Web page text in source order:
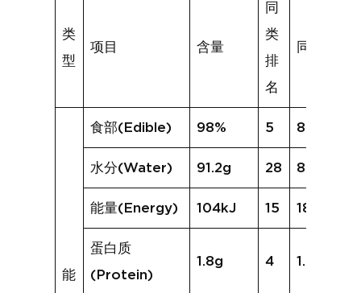
类
型
项目 含量
同
类
排
名
同类均值
能
食部(Edible) 98% 5 89%
水分(Water) 91.2g 28 88.7g
能量(Energy) 104kJ 15 187kJ
蛋白质
(Protein)
1.8g 4 1.6g